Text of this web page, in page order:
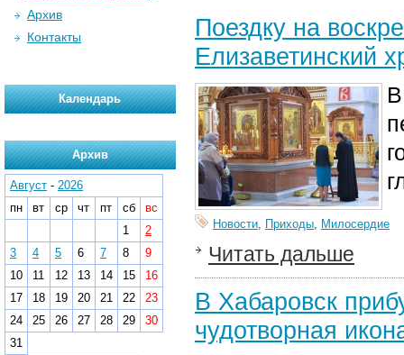
Поездку на
Елизаветинский
Новости, Приходы, Милосердие
Читать дальше
В Хабаровск
чудотворная
Архив
Контакты
Календарь
Архив
Август - 2026
пн
вт ср чт пт сб
вс
1
2
3
4 5 6 7 8
9
10
11 12 13 14 15
16
17
18 19 20 21 22
23
24
25 26 27 28 29
30
31